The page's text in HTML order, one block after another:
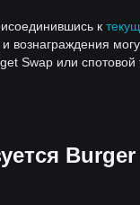
к
вознаграждения
Swap или спотовой